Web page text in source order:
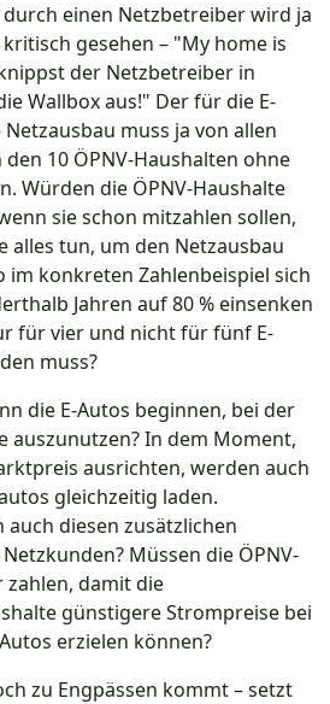
einen Netzbetreiber wird ja
gesehen – "My home is
der Netzbetreiber in
Wallbox aus!" Der für die E-
muss ja von allen
10 ÖPNV-Haushalten ohne
Würden die ÖPNV-Haushalte
sie schon mitzahlen sollen,
alles tun, um den Netzausbau
im konkreten Zahlenbeispiel sich
Jahren auf 80 % einsenken
für vier und nicht für fünf E-
muss?
die E-Autos beginnen, bei der
auszunutzen? In dem Moment,
ausrichten, werden auch
gleichzeitig laden.
diesen zusätzlichen
Müssen die ÖPNV-
zahlen, damit die
günstigere Strompreise bei
erzielen können?
zu Engpässen kommt – setzt